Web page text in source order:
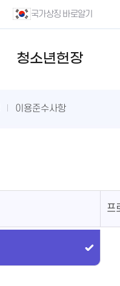
국가상징 바로알기
청소년헌장
이용준수사항
프